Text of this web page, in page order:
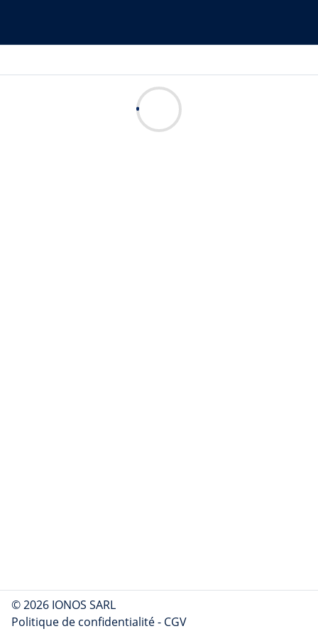
© 2026 IONOS SARL
Politique de confidentialité- CGV